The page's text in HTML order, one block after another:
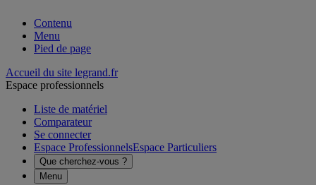
Contenu
Menu
Pied de page
Accueil du site legrand.fr
Espace professionnels
Liste de matériel
Comparateur
Se connecter
Espace ProfessionnelsEspace Particuliers
Que cherchez-vous ?
Menu